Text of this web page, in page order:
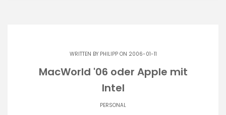
WRITTEN BY PHILIPPON 2006-01-11
MacWorld '06 oder Apple mit
Intel
PERSONAL